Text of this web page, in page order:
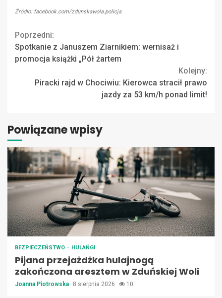
Źródło: facebook.com/zdunskawola.policja
Continue
Reading
Poprzedni:
Spotkanie z Januszem Ziarnikiem: wernisaż i
promocja książki „Pół żartem
Kolejny:
Piracki rajd w Chociwiu: Kierowca stracił prawo
jazdy za 53 km/h ponad limit!
Powiązane wpisy
BEZPIECZEŃSTWO HULAŃGI
Pijana przejażdżka hulajnogą
zakończona aresztem w Zduńskiej Woli
Joanna Piotrowska 8 sierpnia 2026 10